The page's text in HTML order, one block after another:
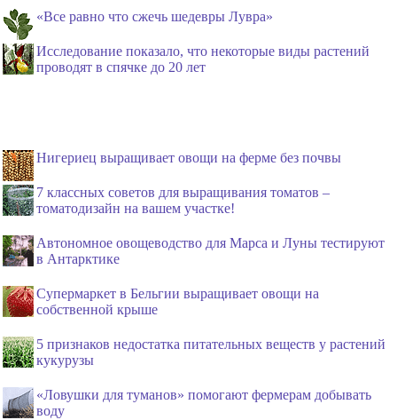
«Все равно что сжечь шедевры Лувра»
Исследование показало, что некоторые виды растений
проводят в спячке до 20 лет
Нигериец выращивает овощи на ферме без почвы
7 классных советов для выращивания томатов –
томатодизайн на вашем участке!
Автономное овощеводство для Марса и Луны тестируют
в Антарктике
Супермаркет в Бельгии выращивает овощи на
собственной крыше
5 признаков недостатка питательных веществ у растений
кукурузы
«Ловушки для туманов» помогают фермерам добывать
воду